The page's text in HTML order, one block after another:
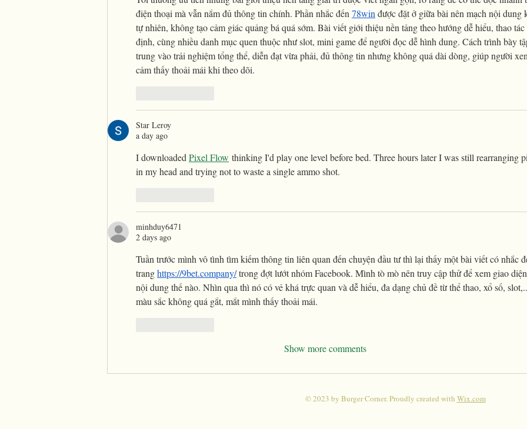
điện thoại mà vẫn nắm đủ thông tin chính. Phần nhắc đến 78win được đặt ở giữa bài nên mạch nội dung
tự nhiên, không tạo cảm giác quảng bá quá sớm. Bài viết giới thiệu nền tảng theo hướng dễ hiểu, thao tác
định, cùng nhiều danh mục quen thuộc như slot, mini game để người đọc dễ hình dung. Cách trình bày
trung vào trải nghiệm tổng thể, diễn đạt vừa phải, đủ thông tin nhưng không quá dài dòng, giúp người
cảm thấy thoải mái khi theo dõi.
Star Leroy
a day ago
I downloaded Pixel Flow thinking I'd play one level before bed. Three hours later I was still rearranging
in my head and trying not to waste a single ammo shot.
minhduy6471
2 days ago
Tuần trước mình vô tình tìm kiếm thông tin liên quan đến chuyện đầu tư thì lại thấy một bài viết có nhắc
trang https://9bet.company/ trong đợt lướt nhóm Facebook. Mình tò mò nên truy cập thử để xem giao
nội dung thế nào. Nhìn qua thì nó có vẻ khá trực quan và dễ hiểu, đa dạng chủ đề từ thể thao, xổ số,
màu sắc không quá gắt, mắt mình thấy thoải mái.
Show more comments
© 2023 by Burger Corner. Proudly created with Wix.com